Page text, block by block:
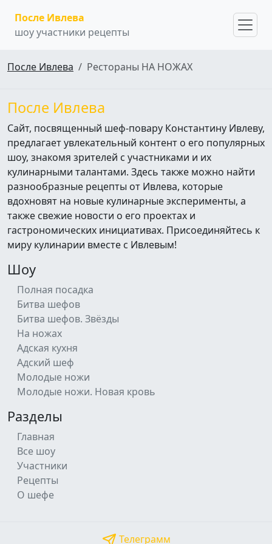
После Ивлева
шоу участники рецепты
После Ивлева Рестораны НА НОЖАХ
После Ивлева
Сайт, посвященный шеф-повару Константину Ивлеву,
предлагает увлекательный контент о его популярных
шоу, знакомя зрителей с участниками и их
кулинарными талантами. Здесь также можно найти
разнообразные рецепты от Ивлева, которые
вдохновят на новые кулинарные эксперименты, а
также свежие новости о его проектах и
гастрономических инициативах. Присоединяйтесь к
миру кулинарии вместе с Ивлевым!
Шоу
Полная посадка
Битва шефов
Битва шефов. Звёзды
На ножах
Адская кухня
Адский шеф
Молодые ножи
Молодые ножи. Новая кровь
Разделы
Главная
Все шоу
Участники
Рецепты
О шефе
Телеграмм